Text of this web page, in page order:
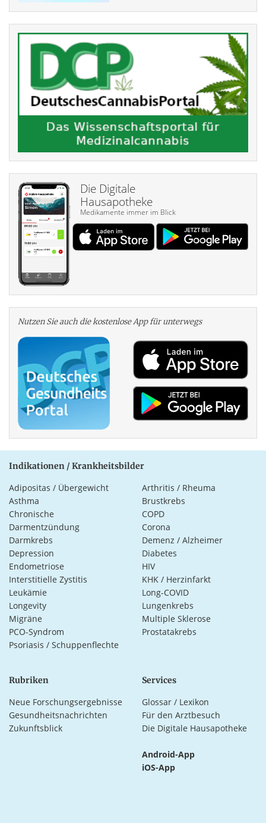
Die Digitale
Hausapotheke
Medikamente immer im Blick
Nutzen Sie auch die kosten­lose App für unterwegs
Indikationen / Krankheitsbilder
Adipositas / Übergewicht
Arthritis / Rheuma
Asthma
Brustkrebs
Chronische
Darmentzündung
COPD
Corona
Darmkrebs
Demenz / Alzheimer
Depression
Diabetes
Endometriose
HIV
Interstitielle Zystitis
KHK / Herzinfarkt
Leukämie
Long-COVID
Longevity
Lungenkrebs
Migräne
Multiple Sklerose
PCO-Syndrom
Prostatakrebs
Psoriasis / Schuppenflechte
Rubriken
Neue Forschungsergebnisse
Gesundheitsnachrichten
Zukunftsblick
Services
Glossar / Lexikon
Für den Arztbesuch
Die Digitale Hausapotheke
Android-App
iOS-App